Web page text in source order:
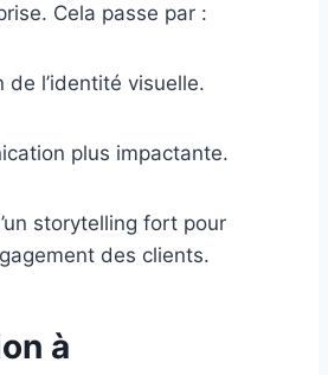
Cela passe par :
de l’identité visuelle.
plus impactante.
storytelling fort pour
des clients.
à